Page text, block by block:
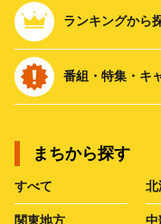
ランキングから
番組・特集・キ
まちから探す
すべて 北
関東地方 中